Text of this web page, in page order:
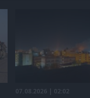
07.08.2026 | 02:02